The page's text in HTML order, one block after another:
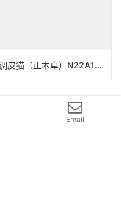
调皮猫（正木卓）N22A136
Email